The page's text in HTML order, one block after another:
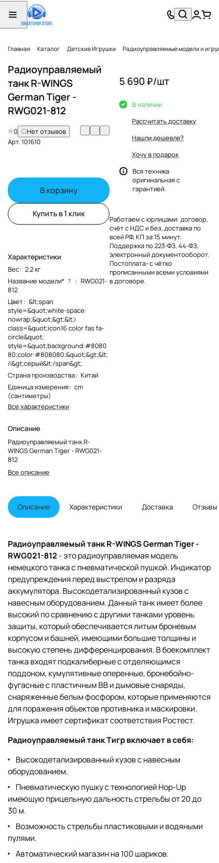
Главная Каталог Детские Игрушки Радиоуправляемые модели и
Радиоуправляемый
танк R-WINGS
German Tiger -
RWG021-812
0
Нет отзывов
Арт.101610
В корзину
Купить в 1 клик
Характеристики
Вес: 2.2 кг
Название модели* ? : RWG021-
812
Цвет: &lt;span
style=&quot;white-space:
nowrap;&quot;&gt;&lt;i
class=&quot;icon16 color fas fa-
circle&quot;
style=&quot;background:#8080
80;color:#808080;&quot;&gt;&lt;
/i&gt;серый&lt;/span&gt;
Страна производства: Китай
Единица измерения: cm
(сантиметры)
Все характеристики
Описание
Радиоуправляемый танк R-
WINGS German Tiger - RWG021-
812
Все описание
5 690 ₽/шт
В наличии
Рассчитать доставку
Нашли дешевле?
Хочу в подарок
Вся техника
оригинальная с
гарантией.
Работаем с юрлицами: договор,
счёт с НДС и без, доставка по
всей РФ, КП за 15 минут.
Поддержка по 223-ФЗ, 44-ФЗ,
электронный документооборот.
Постоплата- с чётко
прописанными всеми условиями
в договоре.
Описание Характеристики Доставка Отзывы
Радиоуправляемый танк R-WINGS German Tiger -
RWG021-812 - это радиоуправляемая модель
немецкого танка с пневматической пушкой. Индикатор
предупреждения перед выстрелом и разряда
аккумулятора. Высокодетализированный кузов с
навесным оборудованием. Данный танк имеет более
высокий по сравнению с другими танками уровень
защиты, который обеспечивается литым броневым
корпусом и башней, имеющими большие толщины и
высокую степень дифференцирования. В боекомплект
танка входят подкалиберные с отделяющимся
поддоном, кумулятивные оперенные, бронебойно-
фугасные с пластичным ВВ и дымовые снаряды,
снаряженные белым фосфором, которые применяются
для поражения объектов противника и маскировки.
Игрушка имеет сертификат соответствия Ростест.
Радиоуправляемый танк Тигр включает в себя:
Высокодетализированный кузов с навесным
оборудованием.
Пневматическую пушку с технологией Hop-Up
имеющую прицельную дальность стрельбы от 20 до
30 м.
Возможность стрельбы пластиковыми и водяными
пулями.
Автоматический магазин на 100 шариков.